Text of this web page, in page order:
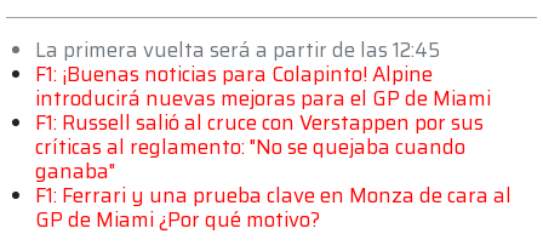
La primera vuelta será a partir de las 12:45
F1: ¡Buenas noticias para Colapinto! Alpine
introducirá nuevas mejoras para el GP de Miami
F1: Russell salió al cruce con Verstappen por sus
críticas al reglamento: "No se quejaba cuando
ganaba"
F1: Ferrari y una prueba clave en Monza de cara al
GP de Miami ¿Por qué motivo?